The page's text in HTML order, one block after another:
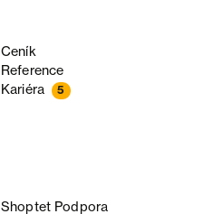
Ceník
Reference
Kariéra 5
Shoptet Podpora